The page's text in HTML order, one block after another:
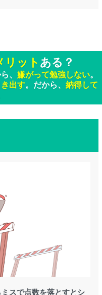
リット ある？
、 嫌がって勉強しない。
出す。だから、 納得して
ミスで点数を落とすとシ